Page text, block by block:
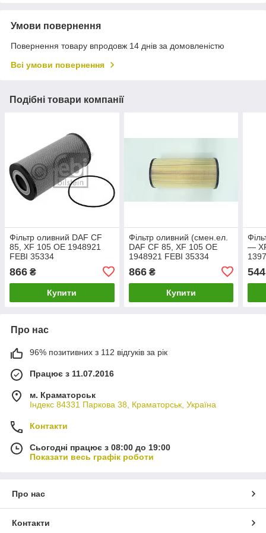
Умови повернення
Повернення товару впродовж 14 днів за домовленістю
Всі умови повернення
Подібні товари компанії
Фільтр оливний DAF CF
85, XF 105 OE 1948921
FEBI 35334
866 ₴
Купити
Фільтр оливний (смен.ел.
DAF CF 85, XF 105 OE
1948921 FEBI 35334
866₴
Купити
—
544
Про нас
96% позитивних з 112 відгуків за рік
Працює з 11.07.2016
м. Краматорськ
Індекс 84331 Паркова 38, Краматорськ, Україна
Контакти
Сьогодні працює з 08:00 до 19:00
Показати весь графік роботи
Про нас
Контакти